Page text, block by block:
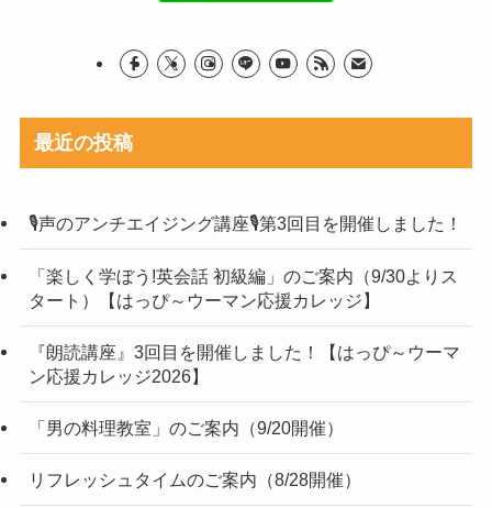
最近の投稿
🎙声のアンチエイジング講座🎙第3回目を開催しました！
「楽しく学ぼう!英会話 初級編」のご案内（9/30よりス
タート）【はっぴ～ウーマン応援カレッジ】
『朗読講座』3回目を開催しました！【はっぴ～ウーマ
ン応援カレッジ2026】
「男の料理教室」のご案内（9/20開催）
リフレッシュタイムのご案内（8/28開催）